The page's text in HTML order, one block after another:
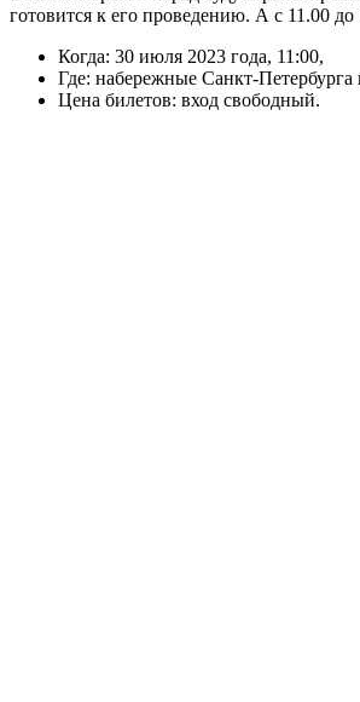
готовится к его проведению. А с 11.00
Когда: 30 июля 2023 года, 11:00,
Где: набережные Санкт-
Цена билетов: вход свободный.